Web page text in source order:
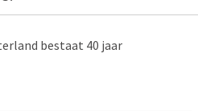
bestaat 40 jaar